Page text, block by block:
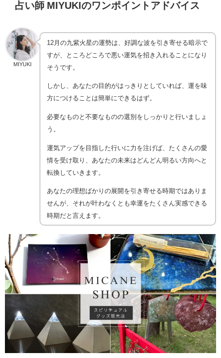
占い師 MIYUKIのワンポイントアドバイス
MIYUKI
12月の九紫火星の運勢は、好調な波を引き寄せる暗示で
すが、ところどころで悪い運気を招き入れることになり
そうです。
しかし、あなたの目的がはっきりとしていれば、運を味
方につけることは簡単にできるはず。
必要なものと不要なものの選別をしっかりと行いましょ
う。
運気アップを目指した行いに力を注げば、たくさんの愛
情を受け取り、あなたの未来はどんどん明るい方向へと
転換していきます。
あなたの理想ばかりの展開を引き寄せる時期ではありま
せんが、それが叶わなくとも幸運をたくさん実感できる
時期だと言えます。